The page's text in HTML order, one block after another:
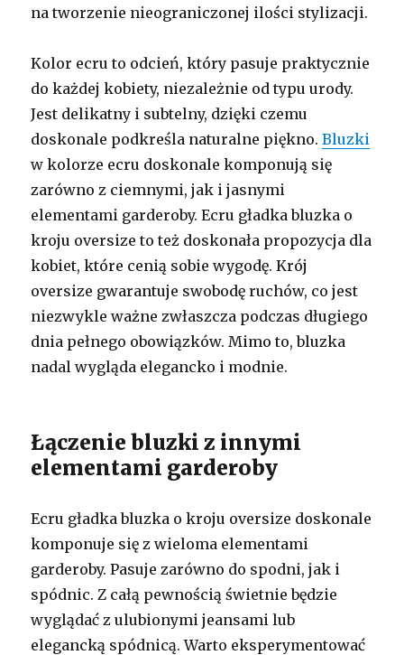
na tworzenie nieograniczonej ilości stylizacji.
Kolor ecru to odcień, który pasuje praktycznie
do każdej kobiety, niezależnie od typu urody.
Jest delikatny i subtelny, dzięki czemu
doskonale podkreśla naturalne piękno.Bluzki
w kolorze ecru doskonale komponują się
zarówno z ciemnymi, jak i jasnymi
elementami garderoby. Ecru gładka bluzka o
kroju oversize to też doskonała propozycja dla
kobiet, które cenią sobie wygodę. Krój
oversize gwarantuje swobodę ruchów, co jest
niezwykle ważne zwłaszcza podczas długiego
dnia pełnego obowiązków. Mimo to, bluzka
nadal wygląda elegancko i modnie.
Łączenie bluzki z innymi
elementami garderoby
Ecru gładka bluzka o kroju oversize doskonale
komponuje się z wieloma elementami
garderoby. Pasuje zarówno do spodni, jak i
spódnic. Z całą pewnością świetnie będzie
wyglądać z ulubionymi jeansami lub
elegancką spódnicą. Warto eksperymentować